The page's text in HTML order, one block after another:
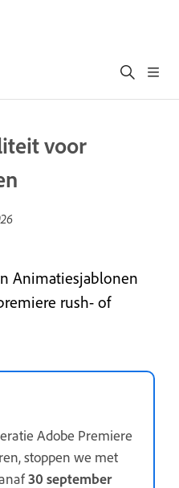
voor
Animatiesjablonen
rush- of
Adobe Premiere
stoppen we met
30 september